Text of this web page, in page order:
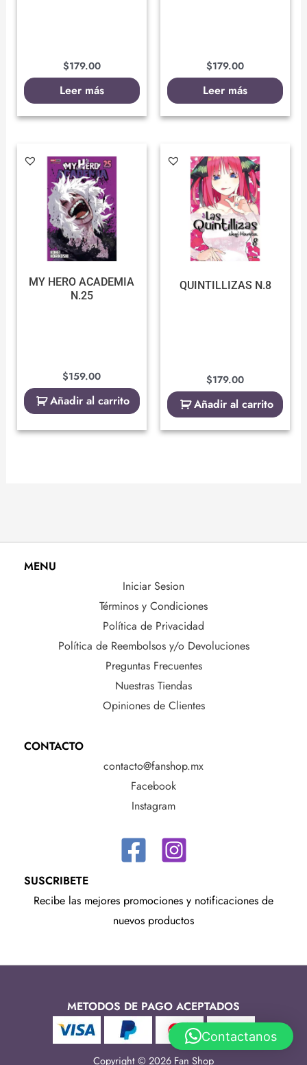
$179.00
Leer más
$179.00
Leer más
MY HERO ACADEMIA
N.25
$159.00
Añadir al carrito
QUINTILLIZAS N.8
$179.00
Añadir al carrito
MENU
Iniciar Sesion
Términos y Condiciones
Política de Privacidad
Política de Reembolsos y/o Devoluciones
Preguntas Frecuentes
Nuestras Tiendas
Opiniones de Clientes
CONTACTO
contacto@fanshop.mx
Facebook
Instagram
SUSCRIBETE
Recibe las mejores promociones y notificaciones de
nuevos productos
METODOS DE PAGO ACEPTADOS
Copyright © 2026 Fan Shop
Contactanos